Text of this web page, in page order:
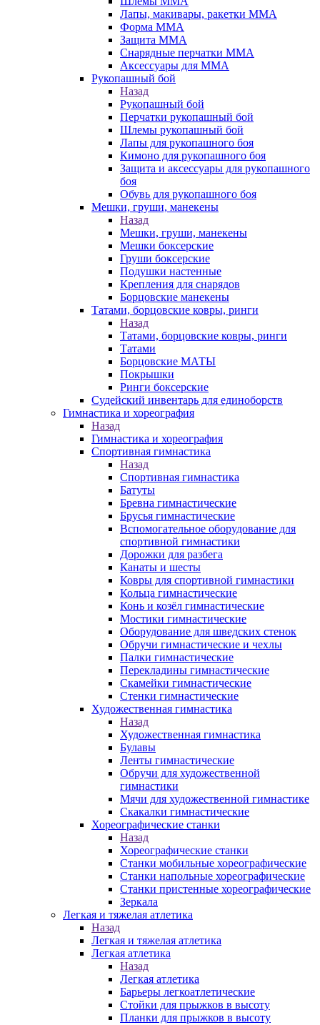
Лапы, макивары, ракетки ММА
Форма ММА
Защита ММА
Снарядные перчатки ММА
Аксессуары для ММА
Рукопашный бой
Назад
Рукопашный бой
Перчатки рукопашный бой
Шлемы рукопашный бой
Лапы для рукопашного боя
Кимоно для рукопашного боя
Защита и аксессуары для рукопашного
боя
Обувь для рукопашного боя
Мешки, груши, манекены
Назад
Мешки, груши, манекены
Мешки боксерские
Груши боксерские
Подушки настенные
Крепления для снарядов
Борцовские манекены
Татами, борцовские ковры, ринги
Назад
Татами, борцовские ковры, ринги
Татами
Борцовские МАТЫ
Покрышки
Ринги боксерские
Судейский инвентарь для единоборств
Гимнастика и хореография
Назад
Гимнастика и хореография
Спортивная гимнастика
Назад
Спортивная гимнастика
Батуты
Бревна гимнастические
Брусья гимнастические
Вспомогательное оборудование для
спортивной гимнастики
Дорожки для разбега
Канаты и шесты
Ковры для спортивной гимнастики
Кольца гимнастические
Конь и козёл гимнастические
Мостики гимнастические
Оборудование для шведских стенок
Обручи гимнастические и чехлы
Палки гимнастические
Перекладины гимнастические
Скамейки гимнастические
Стенки гимнастические
Художественная гимнастика
Назад
Художественная гимнастика
Булавы
Ленты гимнастические
Обручи для художественной
гимнастики
Мячи для художественной гимнастике
Скакалки гимнастические
Хореографические станки
Назад
Хореографические станки
Станки мобильные хореографические
Станки напольные хореографические
Станки пристенные хореографические
Зеркала
Легкая и тяжелая атлетика
Назад
Легкая и тяжелая атлетика
Легкая атлетика
Назад
Легкая атлетика
Барьеры легкоатлетические
Стойки для прыжков в высоту
Планки для прыжков в высоту